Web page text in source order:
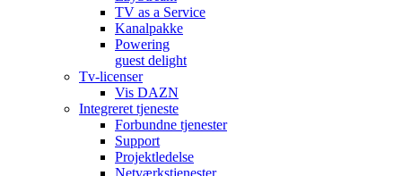
TV as a Service
Kanalpakke
Powering
guest delight
Tv-licenser
Vis DAZN
Integreret tjeneste
Forbundne tjenester
Support
Projektledelse